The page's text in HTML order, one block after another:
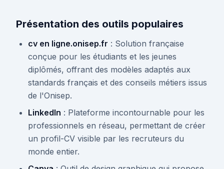
Présentation des outils populaires
cv en ligne.onisep.fr : Solution française
conçue pour les étudiants et les jeunes
diplômés, offrant des modèles adaptés aux
standards français et des conseils métiers issus
de l'Onisep.
LinkedIn : Plateforme incontournable pour les
professionnels en réseau, permettant de créer
un profil-CV visible par les recruteurs du
monde entier.